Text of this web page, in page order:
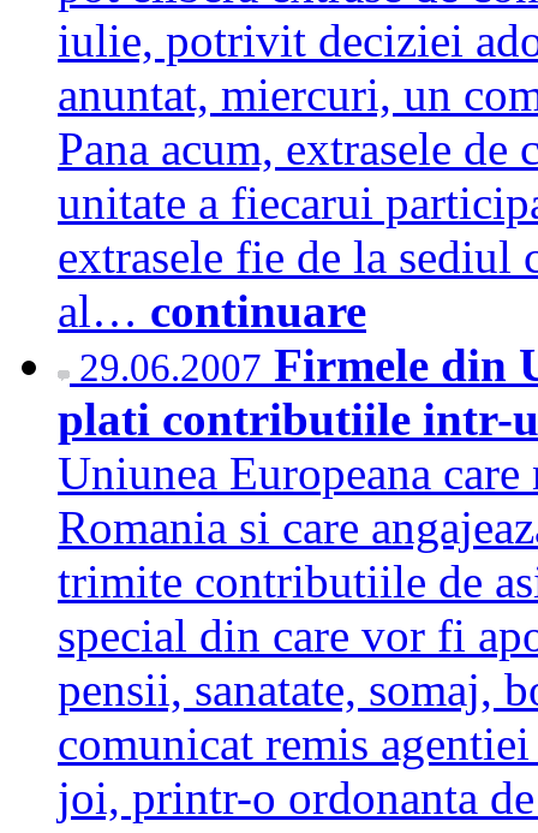
iulie, potrivit deciziei
anuntat, miercuri, un
Pana acum, extrasele
unitate a fiecarui
extrasele fie de la sediul
al… continuare
29.06.2007 Firmele din
plati contributiile intr-
Uniunea Europeana
Romania si care
trimite contributiile de
special din care vor fi
pensii, sanatate, somaj,
comunicat remis
joi, printr-o ordonanta